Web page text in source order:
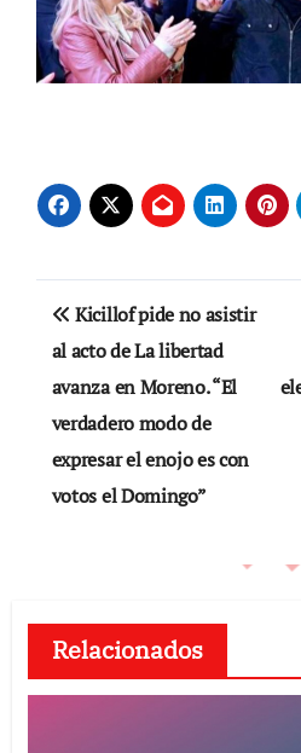
Navegación
de
entradas
Kicillof pide no asistir
al acto de La libertad
avanza en Moreno. “El
verdadero modo de
expresar el enojo es con
votos el Domingo”
Relacionados